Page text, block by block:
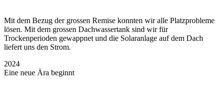
Mit dem Bezug der grossen Remise konnten wir alle Platzprobleme
lösen. Mit dem grossen Dachwassertank sind wir für
Trockenperioden gewappnet und die Solaranlage auf dem Dach
liefert uns den Strom.
2024
Eine neue Ära beginnt